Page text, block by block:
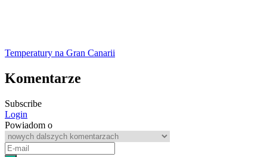
Temperatury na Gran Canarii
Komentarze
Subscribe
Login
Powiadom o